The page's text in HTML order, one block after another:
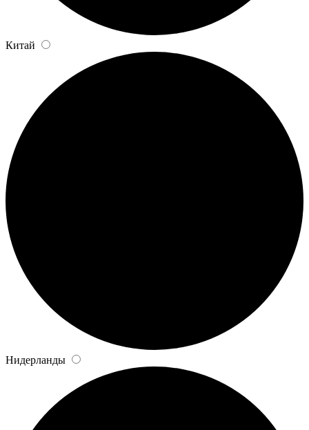
Китай
Нидерланды